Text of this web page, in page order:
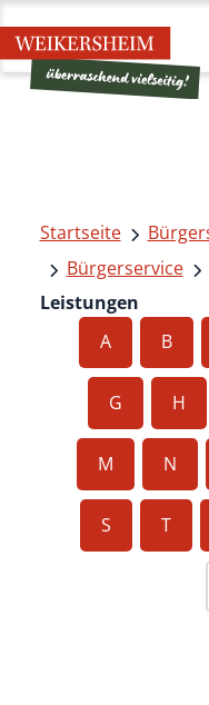
Startseite
Bürgerservice
Leistungen
A
B
G H
M N
S T